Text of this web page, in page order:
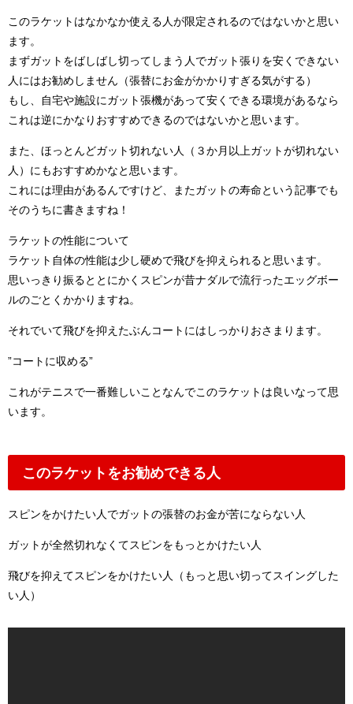
このラケットはなかなか使える人が限定されるのではないかと思い
ます。
まずガットをばしばし切ってしまう人でガット張りを安くできない
人にはお勧めしません（張替にお金がかかりすぎる気がする）
もし、自宅や施設にガット張機があって安くできる環境があるなら
これは逆にかなりおすすめできるのではないかと思います。
また、ほっとんどガット切れない人（３か月以上ガットが切れない
人）にもおすすめかなと思います。
これには理由があるんですけど、またガットの寿命という記事でも
そのうちに書きますね！
ラケットの性能について
ラケット自体の性能は少し硬めで飛びを抑えられると思います。
思いっきり振るととにかくスピンが昔ナダルで流行ったエッグボー
ルのごとくかかりますね。
それでいて飛びを抑えたぶんコートにはしっかりおさまります。
”コートに収める”
これがテニスで一番難しいことなんでこのラケットは良いなって思
います。
このラケットをお勧めできる人
スピンをかけたい人でガットの張替のお金が苦にならない人
ガットが全然切れなくてスピンをもっとかけたい人
飛びを抑えてスピンをかけたい人（もっと思い切ってスイングした
い人）